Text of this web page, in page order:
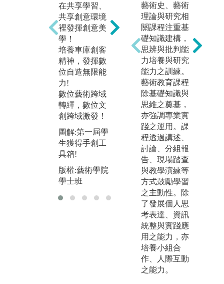
在共享學習、
共享創意環境
裡發揮創意美
學！
培養車庫創客
精神，發揮數
位自造無限能
力!
數位藝術跨域
轉繹，數位文
創跨域激發！
圖解:第一屆學
生獲得手創工
具箱!
版權:藝術學院
學士班
ype !
圖解:藝術學院
學士班logo
版權:藝術學院
學士班
藝術史、藝術
理論與研究相
關課程注重基
礎知識建構，
思辨與批判能
力培養與研究
能力之訓練。
藝術教育課程
除基礎知識與
思維之奠基，
亦強調專業實
踐之運用。課
程透過講述、
討論、分組報
告、現場踏查
與教學演練等
方式鼓勵學習
之主動性。除
了發展個人思
考表達、資訊
統整與實踐應
用之能力，亦
培養小組合
作、人際互動
之能力。